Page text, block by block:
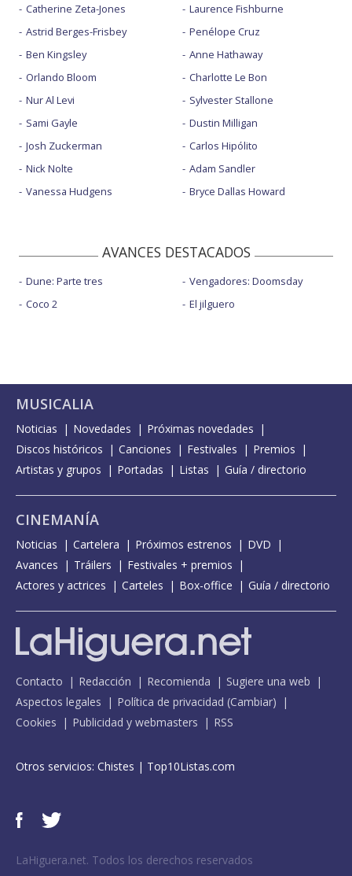
Catherine Zeta-Jones
Astrid Berges-Frisbey
Ben Kingsley
Orlando Bloom
Nur Al Levi
Sami Gayle
Josh Zuckerman
Nick Nolte
Vanessa Hudgens
Laurence Fishburne
Penélope Cruz
Anne Hathaway
Charlotte Le Bon
Sylvester Stallone
Dustin Milligan
Carlos Hipólito
Adam Sandler
Bryce Dallas Howard
AVANCES DESTACADOS
Dune: Parte tres
Coco 2
Vengadores: Doomsday
El jilguero
MUSICALIA
Noticias Novedades
Próximas novedades
Discos históricos
Canciones Festivales
Premios
Artistas y grupos
Portadas Listas Guía / directorio
CINEMANÍA
Noticias Cartelera Próximos estrenos
DVD
Avances
Tráilers
Festivales + premios
Actores y actrices
Carteles Box-office Guía / directorio
Contacto Redacción Recomienda
Sugiere una web
Aspectos legales
Política de privacidad (Cambiar)
Cookies
Publicidad y webmasters RSS
Otros servicios: Chistes | Top10Listas.com
LaHiguera.net. Todos los derechos reservados